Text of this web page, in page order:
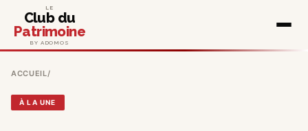
LE
Club du
Patrimoine
BY ADOMOS
ACCUEIL/
À LA UNE